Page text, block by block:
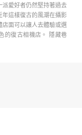
愛好者仍然堅持著過去
這樣復古的風潮在攝影
店面可以讓人去體驗或選
的復古相機店。 隱藏巷